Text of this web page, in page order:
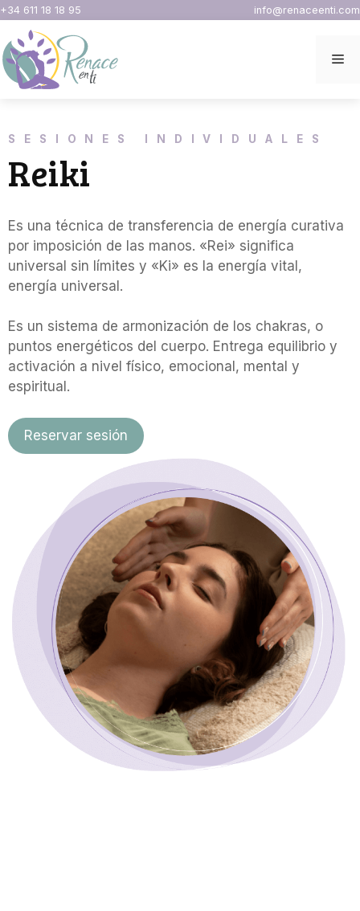
Saltar
contenido
+34 611 18 18 95 info@renaceenti.com
SESIONES INDIVIDUALES
Reiki
Es una técnica de transferencia de energía curativa
por imposición de las manos. «Rei» significa
universal sin límites y «Ki» es la energía vital,
energía universal.
Es un sistema de armonización de los chakras, o
puntos energéticos del cuerpo. Entrega equilibrio y
activación a nivel físico, emocional, mental y
espiritual.
Reservar sesión